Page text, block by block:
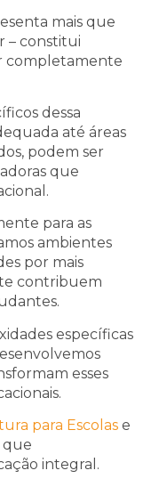
mais que
– constitui
completamente
dessa
até áreas
podem ser
que
para as
ambientes
por mais
contribuem
específicas
esses
para Escolas e
que
integral.